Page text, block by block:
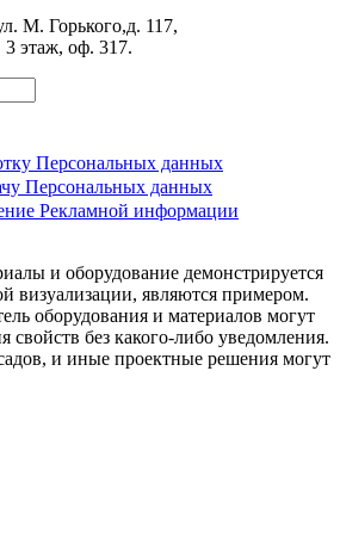
М. Горького,д. 117,
этаж, оф. 317.
Персональных данных
Персональных данных
Рекламной информации
и оборудование демонстрируется
визуализации, являются примером.
оборудования и материалов могут
свойств без какого-либо уведомления.
и иные проектные решения могут